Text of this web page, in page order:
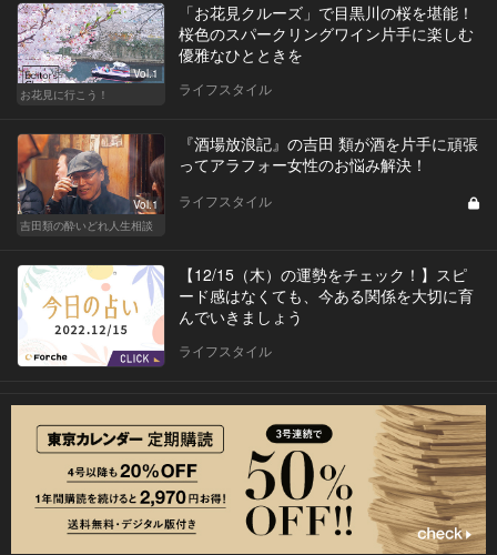
Vol.1
お花見に行こう！
「お花見クルーズ」で目黒川の桜を堪能！
桜色のスパークリングワイン片手に楽しむ
優雅なひとときを
ライフスタイル
Vol.1
吉田類の酔いどれ人生相談
『酒場放浪記』の吉田 類が酒を片手に頑張
ってアラフォー女性のお悩み解決！
ライフスタイル
【12/15（木）の運勢をチェック！】スピ
ード感はなくても、今ある関係を大切に育
んでいきましょう
ライフスタイル